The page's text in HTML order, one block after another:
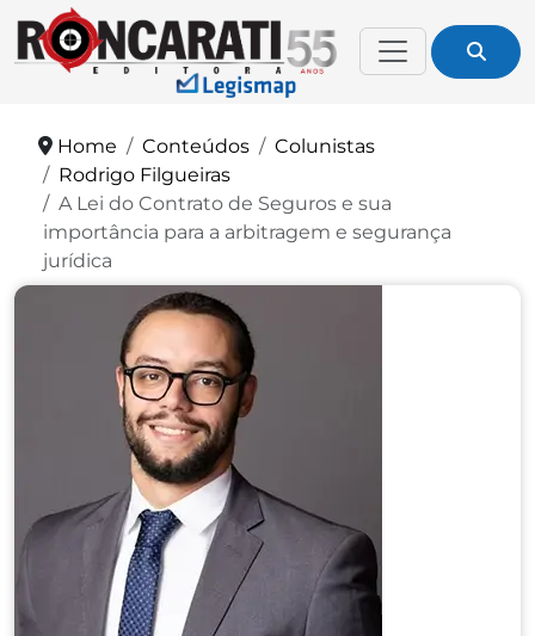
Home Conteúdos
Colunistas
Rodrigo Filgueiras
A Lei do Contrato de Seguros e sua
importância para a arbitragem e segurança
jurídica